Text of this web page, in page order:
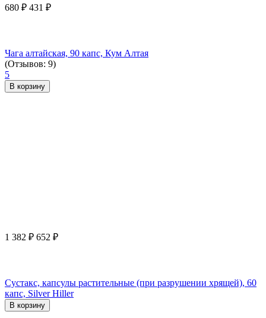
680 ₽ 431 ₽
Чага алтайская, 90 капс, Кум Алтая
(Отзывов: 9)
5
В корзину
1 382 ₽ 652 ₽
Сустакс, капсулы растительные (при разрушении хрящей), 60
капс, Silver Hiller
В корзину